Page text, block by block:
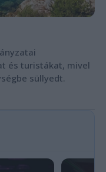
és turistákat, mivel
süllyedt.